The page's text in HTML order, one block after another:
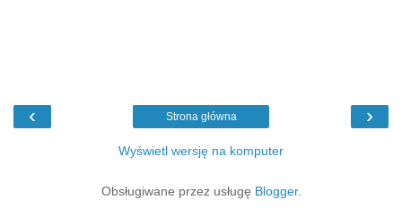
‹ ›
Strona główna
Wyświetl wersję na komputer
Obsługiwane przez usługę Blogger.